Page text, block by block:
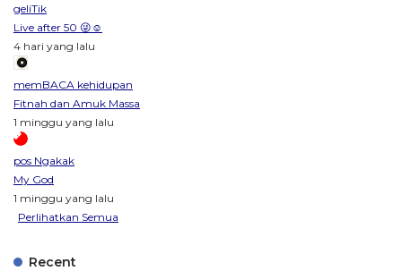
geliTik
Live after 50 😜☺️
4 hari yang lalu
memBACA kehidupan
Fitnah dan Amuk Massa
1 minggu yang lalu
pos Ngakak
My God
1 minggu yang lalu
Perlihatkan Semua
Recent